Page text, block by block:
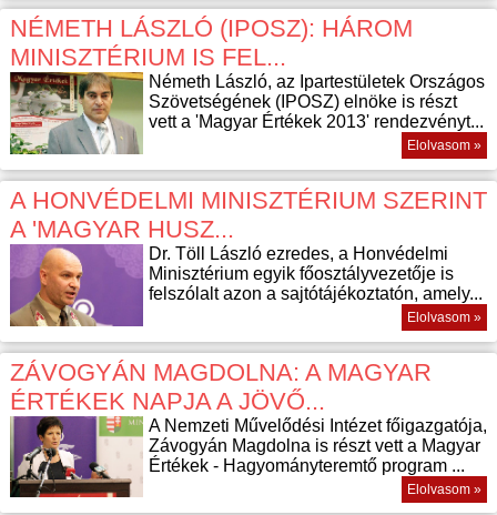
NÉMETH LÁSZLÓ (IPOSZ): HÁROM
MINISZTÉRIUM IS FEL...
Németh László, az Ipartestületek Országos
Szövetségének (IPOSZ) elnöke is részt
vett a 'Magyar Értékek 2013' rendezvényt...
Elolvasom »
A HONVÉDELMI MINISZTÉRIUM SZERINT
A 'MAGYAR HUSZ...
Dr. Töll László ezredes, a Honvédelmi
Minisztérium egyik főosztályvezetője is
felszólalt azon a sajtótájékoztatón, amely...
Elolvasom »
ZÁVOGYÁN MAGDOLNA: A MAGYAR
ÉRTÉKEK NAPJA A JÖVŐ...
A Nemzeti Művelődési Intézet főigazgatója,
Závogyán Magdolna is részt vett a Magyar
Értékek - Hagyományteremtő program ...
Elolvasom »